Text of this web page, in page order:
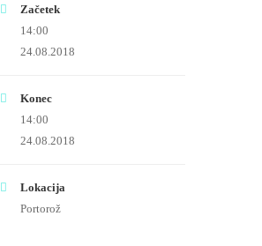
Začetek
14:00
24.08.2018
Konec
14:00
24.08.2018
Lokacija
Portorož